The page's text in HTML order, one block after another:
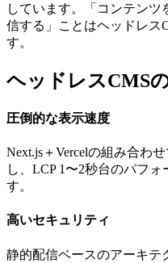
しています。「コンテン
信する」ことはヘッドレス
す。
ヘッドレスCMS
圧倒的な表示速度
Next.js＋Vercelの組み合わ
し、LCP 1〜2秒台のパフ
す。
高いセキュリティ
静的配信ベースのアーキテ